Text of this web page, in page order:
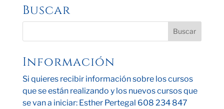
Buscar
Información
Si quieres recibir información sobre los cursos
que se están realizando y los nuevos cursos que
se van a iniciar: Esther Pertegal 608 234 847